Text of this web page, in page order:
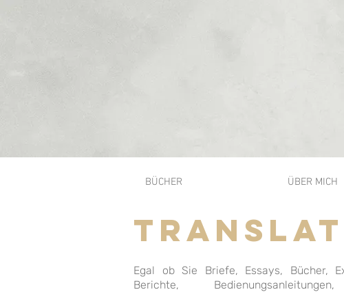
BÜCHER ÜBER MICH
Egal ob Sie Briefe, Essays, Bücher,
Berichte,